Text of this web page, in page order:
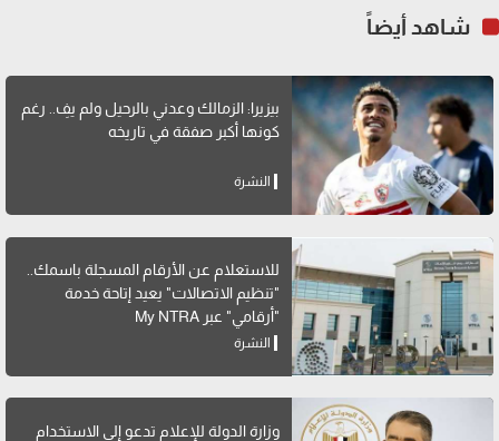
شاهد أيضاً
بيزيرا: الزمالك وعدني بالرحيل ولم يفِ.. رغم
كونها أكبر صفقة في تاريخه
النشرة
للاستعلام عن الأرقام المسجلة باسمك..
"تنظيم الاتصالات" يعيد إتاحة خدمة
"أرقامي" عبر My NTRA
النشرة
وزارة الدولة للإعلام تدعو إلى الاستخدام